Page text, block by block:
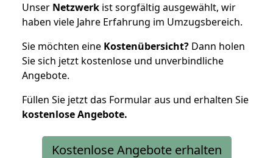
Unser Netzwerk ist sorgfältig ausgewählt, wir
haben viele Jahre Erfahrung im Umzugsbereich.
Sie möchten eine Kostenübersicht? Dann holen
Sie sich jetzt kostenlose und unverbindliche
Angebote.
Füllen Sie jetzt das Formular aus und erhalten Sie
kostenloseAngebote.
Kostenlose Angebote erhalten